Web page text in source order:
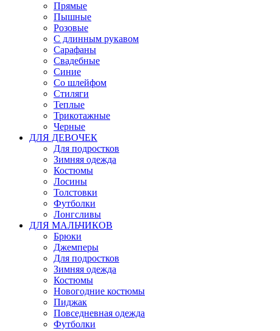
Прямые
Пышные
Розовые
С длинным рукавом
Сарафаны
Свадебные
Синие
Со шлейфом
Стиляги
Теплые
Трикотажные
Черные
ДЛЯ ДЕВОЧЕК
Для подростков
Зимняя одежда
Костюмы
Лосины
Толстовки
Футболки
Лонгсливы
ДЛЯ МАЛЬЧИКОВ
Брюки
Джемперы
Для подростков
Зимняя одежда
Костюмы
Новогодние костюмы
Пиджак
Повседневная одежда
Футболки